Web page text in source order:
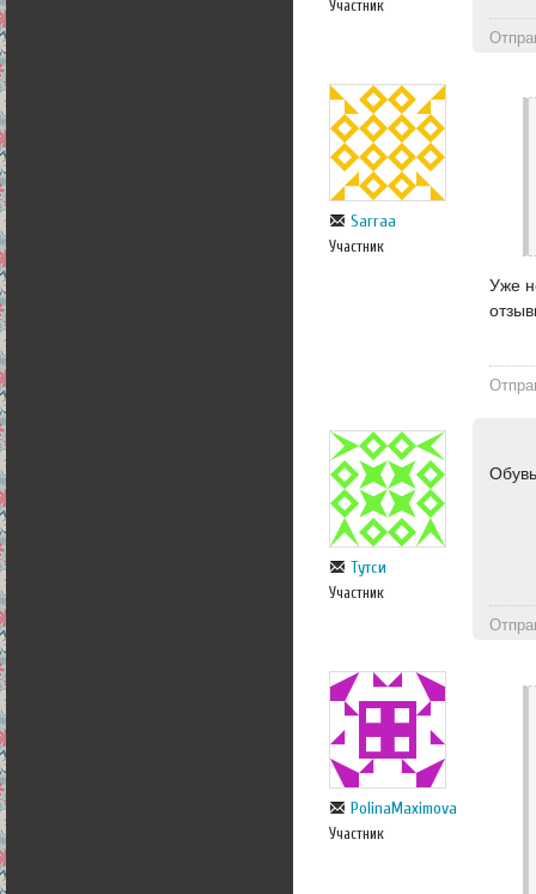
Участник
Sarraa
Участник
Уже
Тутси
Участник
PolinaMaximova
Участник